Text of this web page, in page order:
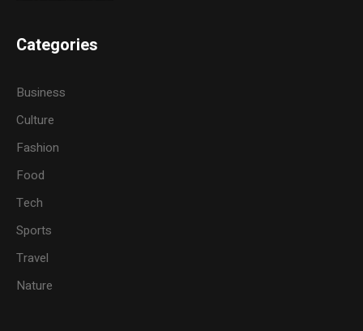
Categories
Business
Culture
Fashion
Food
Tech
Sports
Travel
Nature